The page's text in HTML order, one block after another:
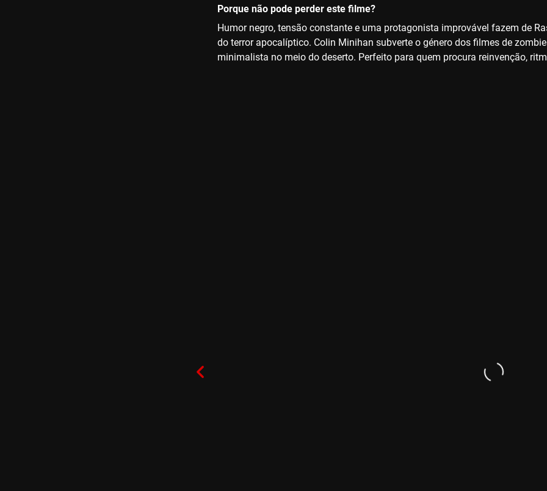
Porque não pode perder este filme?
Humor negro, tensão constante e uma protagonista improvável fazem de
do terror apocalíptico. Colin Minihan subverte o género dos filmes de
minimalista no meio do deserto. Perfeito para quem procura reinvenção,